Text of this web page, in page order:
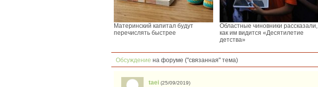
Материнский капитал будут
перечислять быстрее
Областные чиновники рассказали,
как им видится «Десятилетие
детства»
Обсуждение на форуме ("связанная" тема)
taei (25/09/2019)